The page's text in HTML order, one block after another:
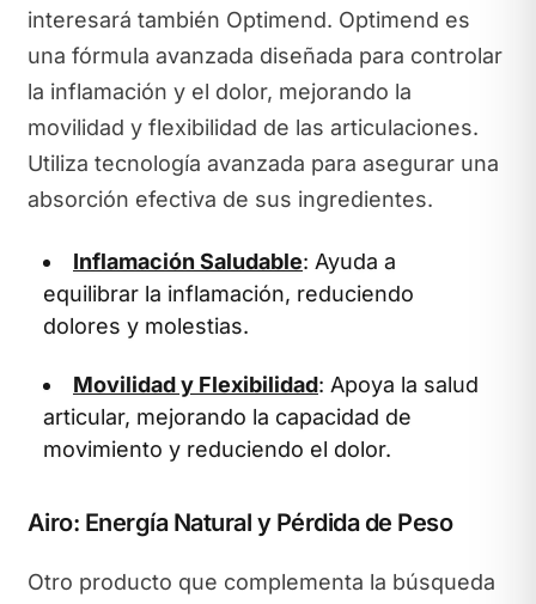
interesará también Optimend. Optimend es
una fórmula avanzada diseñada para controlar
la inflamación y el dolor, mejorando la
movilidad y flexibilidad de las articulaciones.
Utiliza tecnología avanzada para asegurar una
absorción efectiva de sus ingredientes.
Inflamación Saludable: Ayuda a
equilibrar la inflamación, reduciendo
dolores y molestias.
Movilidad y Flexibilidad: Apoya la salud
articular, mejorando la capacidad de
movimiento y reduciendo el dolor.
Airo: Energía Natural y Pérdida de Peso
Otro producto que complementa la búsqueda